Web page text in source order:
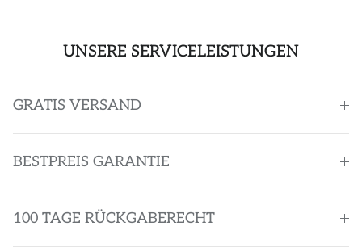
UNSERE SERVICELEISTUNGEN
GRATIS VERSAND
BESTPREIS GARANTIE
100 TAGE RÜCKGABERECHT